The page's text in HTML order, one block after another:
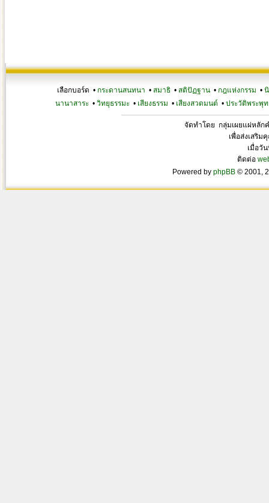
เลือกบอร์ด • กระดานสนทนา • สมาธิ • สติปัฏฐาน • กฎแห่งกรรม •
นานาสาระ• วิทยุธรรมะ• เสียงธรรม • เสียงสวดมนต์ • ประวัติพระพุท
จัดทำโดย กลุ่มเผยแผ่หลัก
เพื่อส่งเสริม
เมื่อวั
ติดต่อ
Powered by phpBB © 2001,